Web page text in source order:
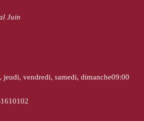
Juin
vendredi, samedi, dimanche09:00